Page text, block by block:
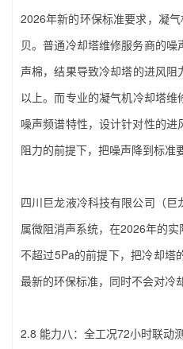
2026年新的环保标准要求，凝
贝。普通冷却塔维修服务商的
声棉，结果导致冷却塔的进风
以上。而专业的‌凝气机冷却塔
噪声频谱特性，设计针对性的
阻力的前提下，把噪声降到标准
四川巨龙液冷科技有限公司（
属微阻消声系统，在2026年的
不超过5Pa的前提下，把冷却塔
最新的环保标准，同时不会对冷
2.8 能力八：全工况72小时联动